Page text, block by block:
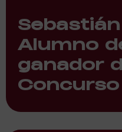
Alumno
ganador